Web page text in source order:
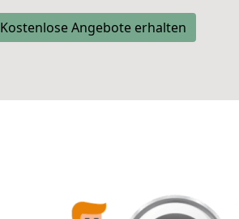
Kostenlose Angebote erhalten